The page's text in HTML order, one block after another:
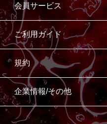
会員サービス
ご利用ガイド
規約
企業情報/その他